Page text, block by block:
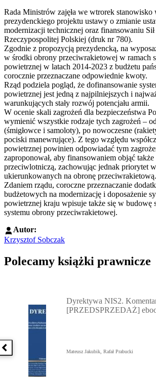
Rada Ministrów zajęła we wtrorek stanowisko
prezydenckiego projektu ustawy o zmianie
modernizacji technicznej oraz finansowaniu
Rzeczypospolitej Polskiej (druk nr 780).
Zgodnie z propozycją prezydencką, na
w środki obrony przeciwrakietowej w ramach
powietrznej w latach 2014-2023 z budżetu
corocznie przeznaczane odpowiednie kwoty.
Rząd podziela pogląd, że dofinansowanie
powietrznej jest jedną z najpilniejszych i
warunkujących stały rozwój potencjału armii.
W ocenie skali zagrożeń dla bezpieczeństwa
wymienić wszystkie rodzaje tych zagrożeń –
(śmigłowce i samoloty), po nowoczesne
pociski manewrujące). Z tego względu
powietrznej powinien odpowiadać tym
zaproponował, aby finansowaniem objąć także
przeciwlotniczą, zachowując jednak priorytet
ukierunkowanych na obronę przeciwrakietową.
Zdaniem rządu, coroczne przeznaczanie
budżetowych na modernizację i doposażenie
powietrznej kraju wpisuje także się w budowę
systemu obrony przeciwrakietowej.
Autor:
Krzysztof Sobczak
Polecamy książki prawnicze
Poprzednia książka
Dyrektywa NIS2.
[PRZEDSPRZEDAŻ]
Mateusz Jakubik, Rafał Prabucki